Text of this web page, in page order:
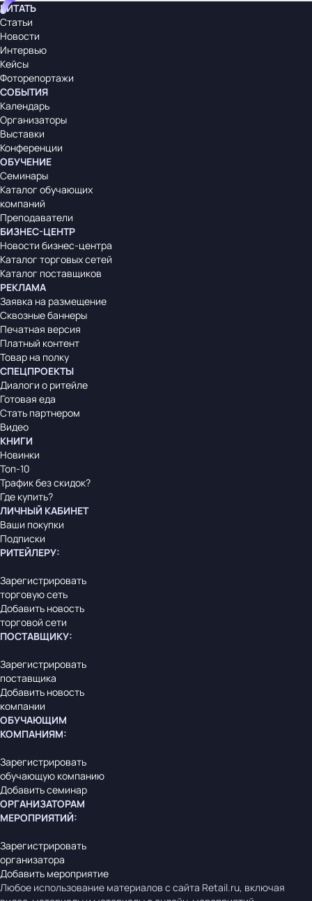
ЧИТАТЬ
Статьи
Новости
Интервью
Кейсы
Фоторепортажи
СОБЫТИЯ
Календарь
Организаторы
Выставки
Конференции
ОБУЧЕНИЕ
Семинары
Каталог обучающих
компаний
Преподаватели
БИЗНЕС-ЦЕНТР
Новости бизнес-центра
Каталог торговых сетей
Каталог поставщиков
РЕКЛАМА
Заявка на размещение
Сквозные баннеры
Печатная версия
Платный контент
Товар на полку
СПЕЦПРОЕКТЫ
Диалоги о ритейле
Готовая еда
Стать партнером
Видео
КНИГИ
Новинки
Топ-10
Трафик без скидок?
Где купить?
ЛИЧНЫЙ КАБИНЕТ
Ваши покупки
Подписки
РИТЕЙЛЕРУ:
Зарегистрировать
торговую сеть
Добавить новость
торговой сети
ПОСТАВЩИКУ:
Зарегистрировать
поставщика
Добавить новость
компании
ОБУЧАЮЩИМ
КОМПАНИЯМ:
Зарегистрировать
обучающую компанию
Добавить семинар
ОРГАНИЗАТОРАМ
МЕРОПРИЯТИЙ:
Зарегистрировать
организатора
Добавить мероприятие
Любое использование материалов с сайта Retail.ru, включая